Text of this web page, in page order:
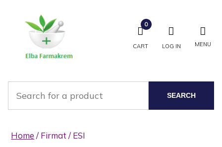
CART
0
LOG IN MENU
SEARCH
Home / Firmat / ESI